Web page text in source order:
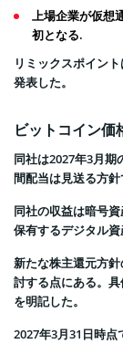
上場企業が仮想
初となる.
リミックスポイン
発表した。
ビットコイン価
同社は2027年3月期
間配当は見送る方針
同社の収益は暗号
保有するデジタル資
新たな株主還元方
討する点にある。
を明記した。
2027年3月31日時点